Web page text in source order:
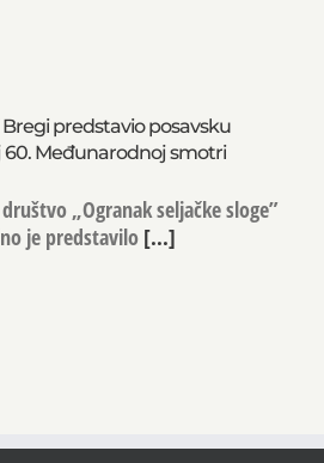
Bregi predstavio posavsku
60. Međunarodnoj smotri
„Ogranak seljačke sloge”
je predstavilo [...]